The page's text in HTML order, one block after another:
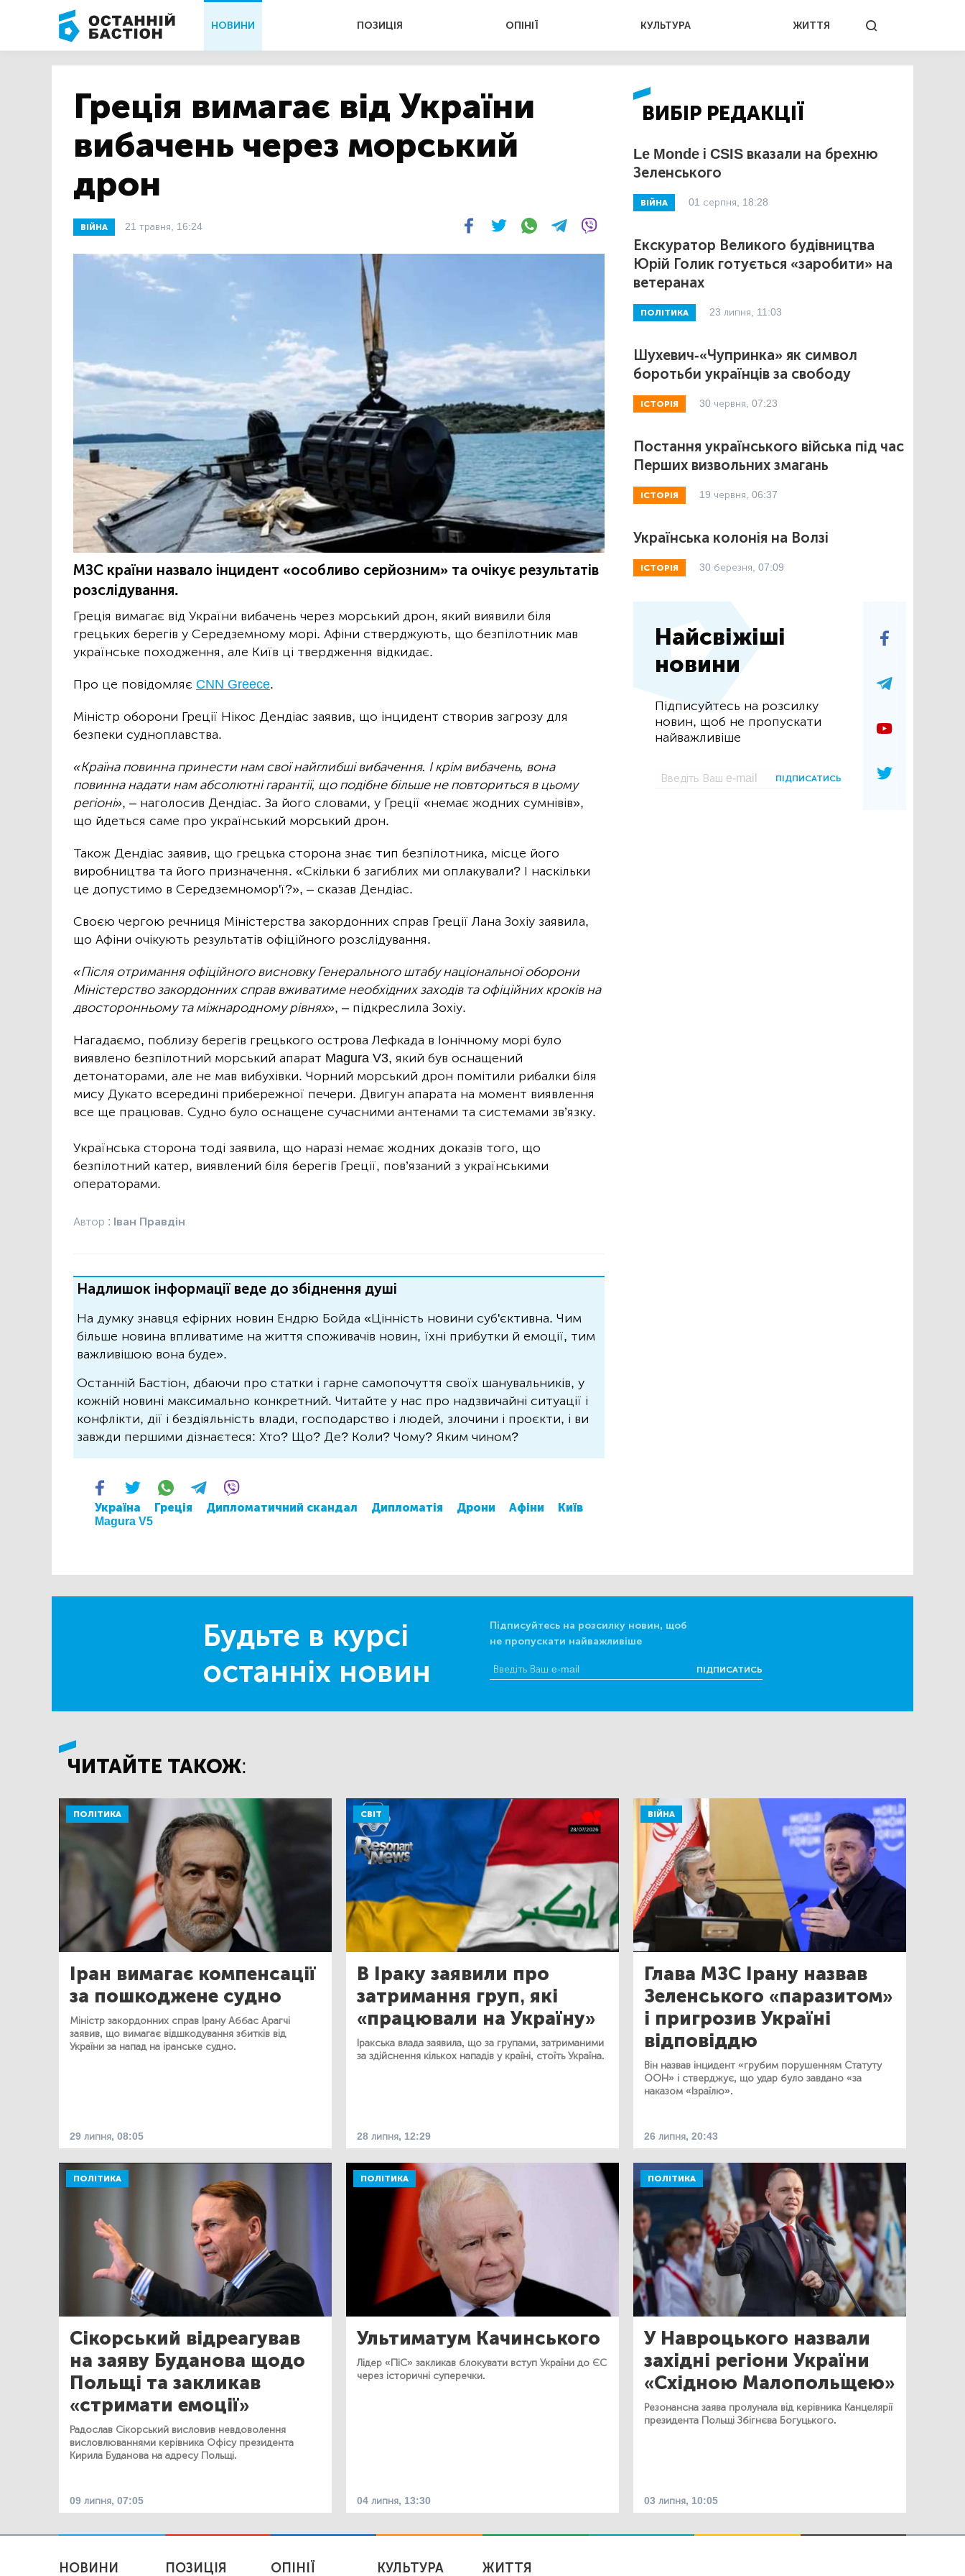
НОВИНИ ПОЗИЦІЯ ОПІНІЇ КУЛЬТУРА ЖИТТЯ
Греція вимагає від України
вибачень через морський
дрон
ВІЙНА 21 травня, 16:24
МЗС країни назвало інцидент «особливо серйозним» та очікує результатів
розслідування.
Греція вимагає від України вибачень через морський дрон, який виявили біля
грецьких берегів у Середземному морі. Афіни стверджують, що безпілотник мав
українське походження, але Київ ці твердження відкидає.
Про це повідомляє CNN Greece.
Міністр оборони Греції Нікос Дендіас заявив, що інцидент створив загрозу для
безпеки судноплавства.
«Країна повинна принести нам свої найглибші вибачення. І крім вибачень, вона
повинна надати нам абсолютні гарантії, що подібне більше не повториться в цьому
регіоні», – наголосив Дендіас. За його словами, у Греції «немає жодних сумнівів»,
що йдеться саме про український морський дрон.
Також Дендіас заявив, що грецька сторона знає тип безпілотника, місце його
виробництва та його призначення. «Скільки б загиблих ми оплакували? І наскільки
це допустимо в Середземномор'ї?», – сказав Дендіас.
Своєю чергою речниця Міністерства закордонних справ Греції Лана Зохіу заявила,
що Афіни очікують результатів офіційного розслідування.
«Після отримання офіційного висновку Генерального штабу національної оборони
Міністерство закордонних справ вживатиме необхідних заходів та офіційних кроків на
двосторонньому та міжнародному рівнях», – підкреслила Зохіу.
Нагадаємо, поблизу берегів грецького острова Лефкада в Іонічному морі було
виявлено безпілотний морський апарат Magura V3, який був оснащений
детонаторами, але не мав вибухівки. Чорний морський дрон помітили рибалки біля
мису Дукато всередині прибережної печери. Двигун апарата на момент виявлення
все ще працював. Судно було оснащене сучасними антенами та системами зв’язку.
Українська сторона тоді заявила, що наразі немає жодних доказів того, що
безпілотний катер, виявлений біля берегів Греції, пов’язаний з українськими
операторами.
Автор : Іван Правдін
Надлишок інформації веде до збіднення душі
На думку знавця ефірних новин Ендрю Бойда «Цінність новини суб'єктивна. Чим
більше новина впливатиме на життя споживачів новин, їхні прибутки й емоції, тим
важливішою вона буде».
Останній Бастіон, дбаючи про статки і гарне самопочуття своїх шанувальників, у
кожній новині максимально конкретний. Читайте у нас про надзвичайні ситуації і
конфлікти, дії і бездіяльність влади, господарство і людей, злочини і проєкти, і ви
завжди першими дізнаєтеся: Хто? Що? Де? Коли? Чому? Яким чином?
Україна Греція Дипломатичний скандал Дипломатія Дрони Афіни
Київ
Magura V5
ВИБІР РЕДАКЦІЇ
Le Monde і CSIS вказали на брехню
Зеленського
ВІЙНА 01 серпня, 18:28
Екскуратор Великого будівництва
Юрій Голик готується «заробити» на
ветеранах
ПОЛІТИКА 23 липня, 11:03
Шухевич-«Чупринка» як символ
боротьби українців за свободу
ІСТОРІЯ 30 червня, 07:23
Постання українського війська під час
Перших визвольних змагань
ІСТОРІЯ 19 червня, 06:37
Українська колонія на Волзі
ІСТОРІЯ 30 березня, 07:09
Найсвіжіші
новини
Підписуйтесь на розсилку
новин, щоб не пропускати
найважливіше
ПІДПИСАТИСЬ
Будьте в курсі
останніх новин
Підписуйтесь на розсилку новин, щоб
не пропускати найважливіше
ПІДПИСАТИСЬ
ЧИТАЙТЕ ТАКОЖ:
ПОЛІТИКА
Іран вимагає компенсації
за пошкоджене судно
Міністр закордонних справ Ірану Аббас Арагчі
заявив, що вимагає відшкодування збитків від
України за напад на іранське судно.
29 липня, 08:05
СВІТ
В Іраку заявили про
затримання груп, які
«працювали на Україну»
Іракська влада заявила, що за групами, затриманими
за здійснення кількох нападів у країні, стоїть Україна.
28 липня, 12:29
ВІЙНА
Глава МЗС Ірану назвав
Зеленського «паразитом»
і пригрозив Україні
відповіддю
Він назвав інцидент «грубим порушенням Статуту
ООН» і стверджує, що удар було завдано «за
наказом «Ізраїлю».
26 липня, 20:43
ПОЛІТИКА
Сікорський відреагував
на заяву Буданова щодо
Польщі та закликав
«стримати емоції»
Радослав Сікорський висловив невдоволення
висловлюваннями керівника Офісу президента
Кирила Буданова на адресу Польщі.
09 липня, 07:05
ПОЛІТИКА
Ультиматум Качинського
Лідер «ПіС» закликав блокувати вступ України до ЄС
через історичні суперечки.
04 липня, 13:30
ПОЛІТИКА
У Навроцького назвали
західні регіони України
«Східною Малопольщею»
Резонансна заява пролунала від керівника Канцелярії
президента Польщі Збігнєва Богуцького.
03 липня, 10:05
НОВИНИ ПОЗИЦІЯ ОПІНІЇ КУЛЬТУРА ЖИТТЯ